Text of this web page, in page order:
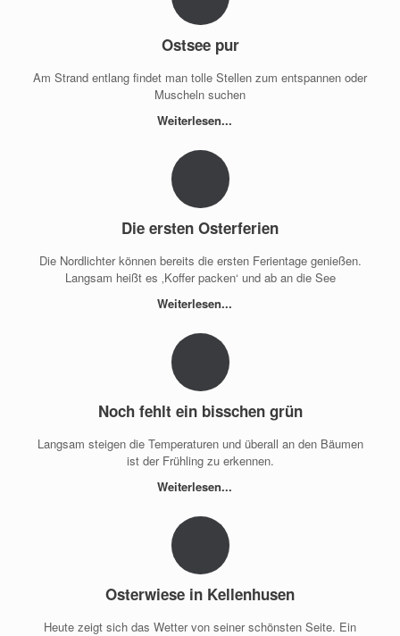
Ostsee pur
Am Strand entlang findet man tolle Stellen zum entspannen oder
Muscheln suchen
Weiterlesen...
Die ersten Osterferien
Die Nordlichter können bereits die ersten Ferientage genießen.
Langsam heißt es ‚Koffer packen‘ und ab an die See
Weiterlesen...
Noch fehlt ein bisschen grün
Langsam steigen die Temperaturen und überall an den Bäumen
ist der Frühling zu erkennen.
Weiterlesen...
Osterwiese in Kellenhusen
Heute zeigt sich das Wetter von seiner schönsten Seite. Ein